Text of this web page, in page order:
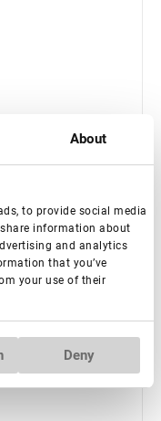
About
to provide social media
information about
and analytics
that you’ve
your use of their
Deny